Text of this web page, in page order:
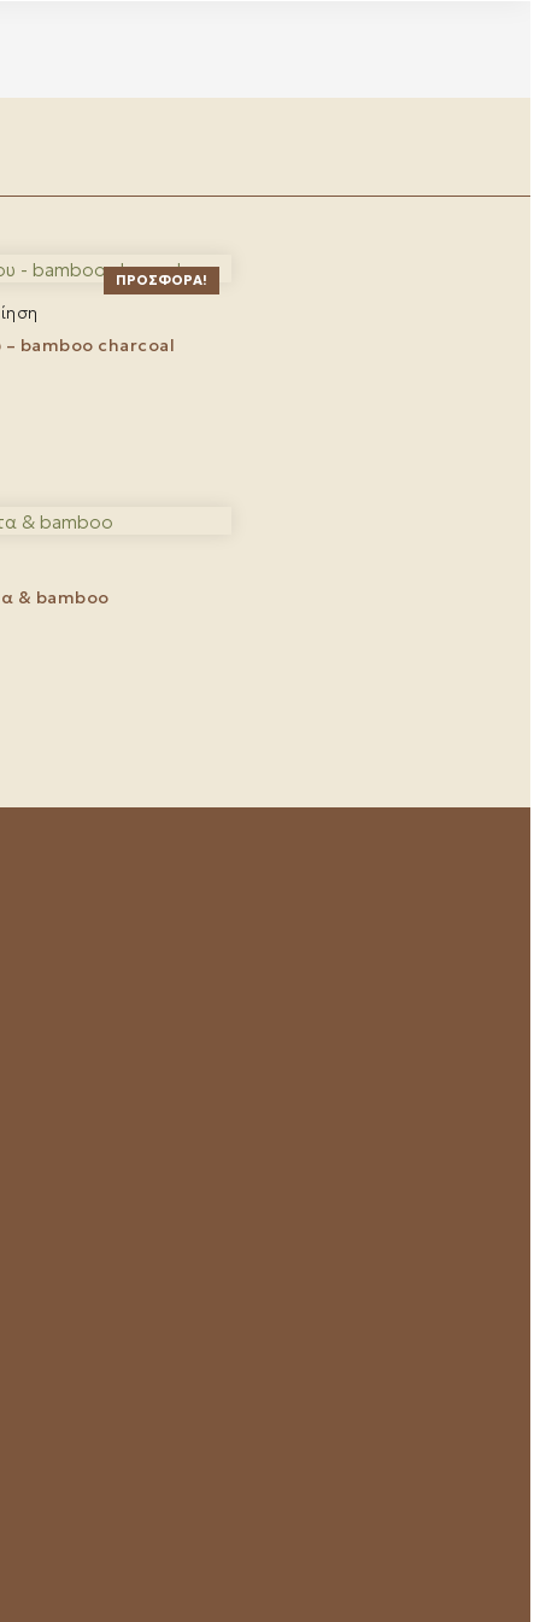
ΠΡΟΣΦΟΡΆ!
– bamboo charcoal
& bamboo